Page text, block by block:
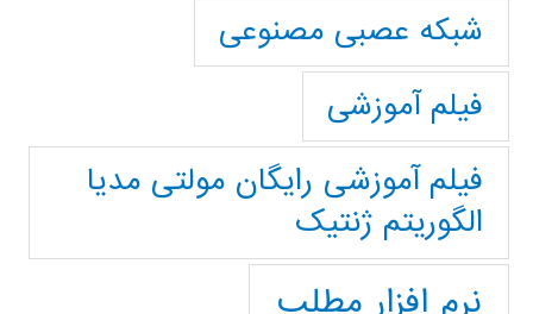
شبکه عصبی مصنوعی
فیلم آموزشی
فیلم آموزشی رایگان مولتی مدیا
الگوریتم ژنتیک
نرم افزار مطلب